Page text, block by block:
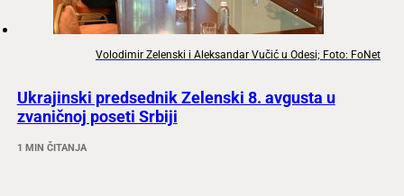
Volodimir Zelenski i Aleksandar Vučić u Odesi; Foto: FoNet
Ukrajinski predsednik Zelenski 8. avgusta u
zvaničnoj poseti Srbiji
1 MIN ČITANJA